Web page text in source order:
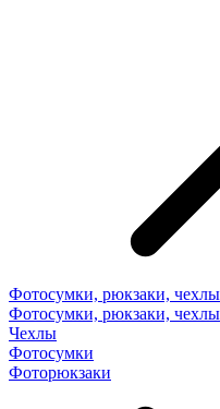
Фотосумки, рюкзаки, чехлы
Фотосумки, рюкзаки, чехлы
Чехлы
Фотосумки
Фоторюкзаки